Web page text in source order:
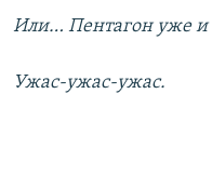
Или… Пентагон уже и
Ужас-ужас-ужас.